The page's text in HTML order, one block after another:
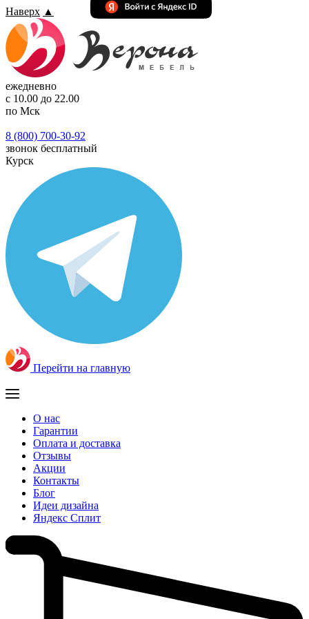
Наверх ▲
ежедневно
с 10.00 до 22.00
по Мск
8 (800) 700-30-92
звонок бесплатный
Курск
Перейти на главную
О нас
Гарантии
Оплата и доставка
Отзывы
Акции
Контакты
Блог
Идеи дизайна
Яндекс Сплит